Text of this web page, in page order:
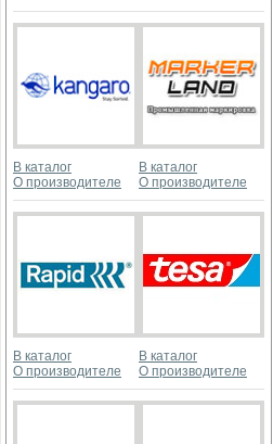
В каталог
О производителе
В каталог
О производителе
В каталог
О производителе
В каталог
О производителе